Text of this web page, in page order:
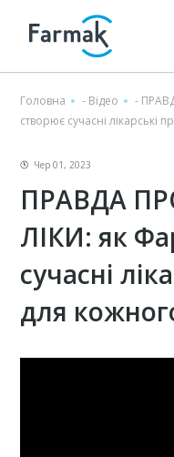
Головна - Відео -
створює сучасні лікарські
Чер 01, 2023
ПРАВДА
ЛІКИ: як
сучасні
для